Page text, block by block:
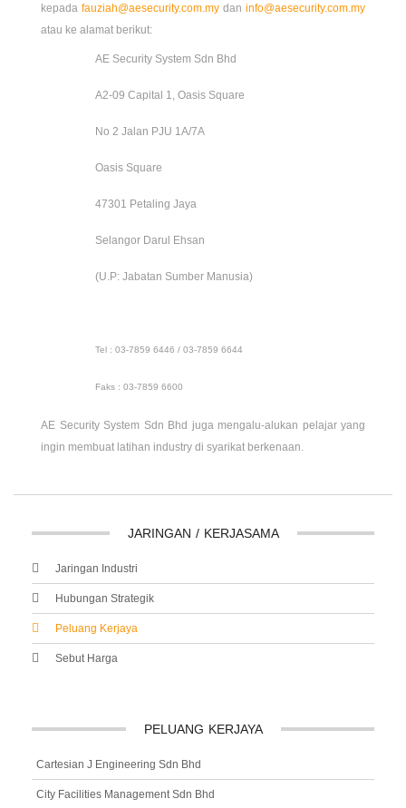
kepada fauziah@aesecurity.com.my dan info@aesecurity.com.my
atau ke alamat berikut:
AE Security System Sdn Bhd
A2-09 Capital 1, Oasis Square
No 2 Jalan PJU 1A/7A
Oasis Square
47301 Petaling Jaya
Selangor Darul Ehsan
(U.P: Jabatan Sumber Manusia)
Tel : 03-7859 6446 / 03-7859 6644
Faks : 03-7859 6600
AE Security System Sdn Bhd juga mengalu-alukan pelajar yang
ingin membuat latihan industry di syarikat berkenaan.
JARINGAN / KERJASAMA
Jaringan Industri
Hubungan Strategik
Peluang Kerjaya
Sebut Harga
PELUANG KERJAYA
Cartesian J Engineering Sdn Bhd
City Facilities Management Sdn Bhd